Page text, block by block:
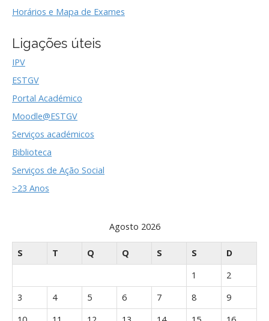
Horários e Mapa de Exames
Ligações úteis
IPV
ESTGV
Portal Académico
Moodle@ESTGV
Serviços académicos
Biblioteca
Serviços de Ação Social
>23 Anos
Agosto 2026
S T Q Q S S
D
1
2
3
4 5 6 7 8
9